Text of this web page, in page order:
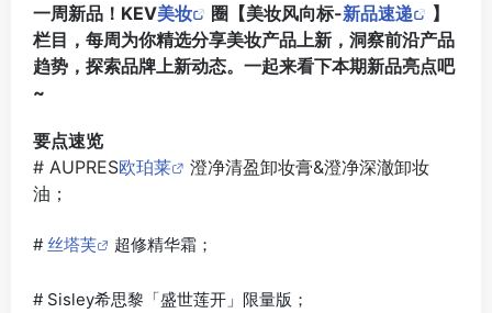
一周新品！KEV美妆 圈【美妆风向标-新品速递
】
栏目，每周为你精选分享美妆产品上新，洞察前沿产品
趋势，探索品牌上新动态。一起来看下本期新品亮点吧
~
要点速览
# AUPRES欧珀莱
澄净清盈卸妆膏&澄净深澈卸妆
油；
#丝塔芙 超修精华霜；
# Sisley希思黎「盛世莲开」限量版；